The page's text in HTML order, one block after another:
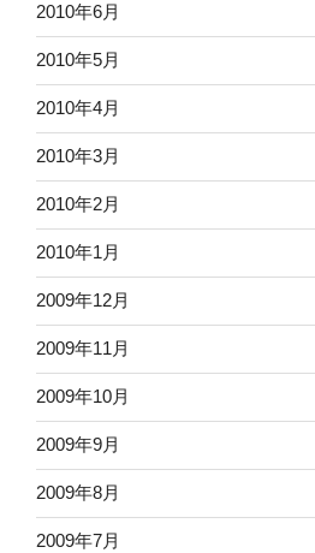
2010年6月
2010年5月
2010年4月
2010年3月
2010年2月
2010年1月
2009年12月
2009年11月
2009年10月
2009年9月
2009年8月
2009年7月